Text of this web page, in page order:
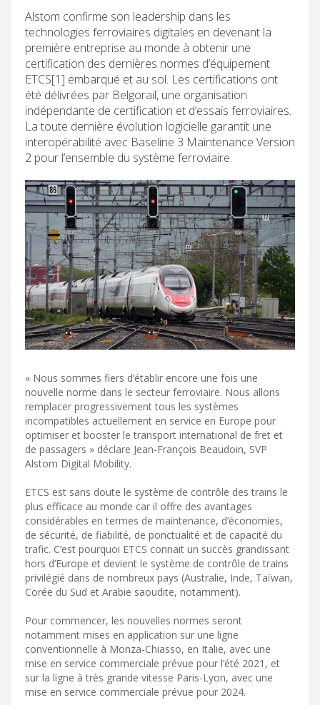
Alstom confirme son leadership dans les
technologies ferroviaires digitales en devenant la
première entreprise au monde à obtenir une
certification des dernières normes d’équipement
ETCS[1] embarqué et au sol. Les certifications ont
été délivrées par Belgorail, une organisation
indépendante de certification et d’essais ferroviaires.
La toute dernière évolution logicielle garantit une
interopérabilité avec Baseline 3 Maintenance Version
2 pour l’ensemble du système ferroviaire.
« Nous sommes fiers d’établir encore une fois une
nouvelle norme dans le secteur ferroviaire. Nous allons
remplacer progressivement tous les systèmes
incompatibles actuellement en service en Europe pour
optimiser et booster le transport international de fret et
de passagers » déclare Jean-François Beaudoin, SVP
Alstom Digital Mobility.
ETCS est sans doute le système de contrôle des trains le
plus efficace au monde car il offre des avantages
considérables en termes de maintenance, d’économies,
de sécurité, de fiabilité, de ponctualité et de capacité du
trafic. C’est pourquoi ETCS connait un succès grandissant
hors d’Europe et devient le système de contrôle de trains
privilégié dans de nombreux pays (Australie, Inde, Taïwan,
Corée du Sud et Arabie saoudite, notamment).
Pour commencer, les nouvelles normes seront
notamment mises en application sur une ligne
conventionnelle à Monza-Chiasso, en Italie, avec une
mise en service commerciale prévue pour l’été 2021, et
sur la ligne à très grande vitesse Paris-Lyon, avec une
mise en service commerciale prévue pour 2024.